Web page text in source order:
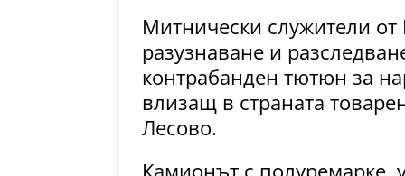
Митнически служители
разузнаване и
контрабанден тютюн за
влизащ в страната
Лесово.
Камионът с полуремарке,